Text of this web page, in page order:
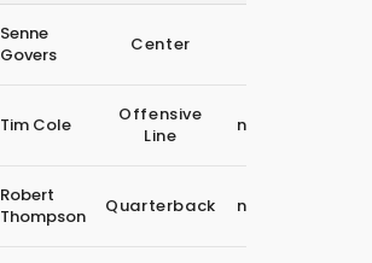
Senne
Govers
Center
Tim Cole
Offensive
Line
november
Robert
Thompson
Quarterback
november